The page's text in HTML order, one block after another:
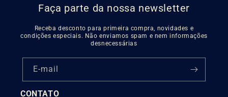
Faça parte da nossa newsletter
Receba desconto para primeira compra, novidades e
condições especiais. Não enviamos spam e nem informações
desnecessárias
E-mail
CONTATO